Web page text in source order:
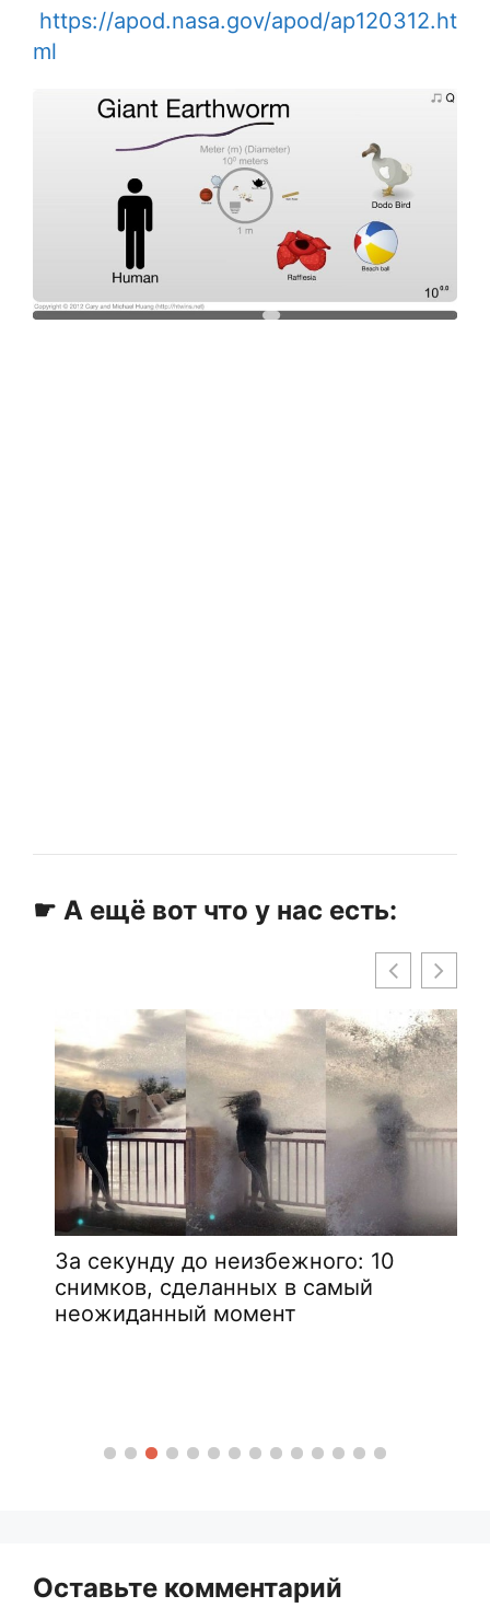
https://apod.nasa.gov/apod/ap120312.ht
ml
☛ А ещё вот что у нас есть:
За секунду до неизбежного: 10
снимков, сделанных в самый
неожиданный момент
Оставьте комментарий